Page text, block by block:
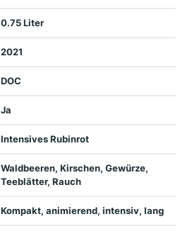
0.75 Liter
2021
DOC
Ja
Intensives Rubinrot
Waldbeeren, Kirschen, Gewürze,
Teeblätter, Rauch
Kompakt, animierend, intensiv, lang